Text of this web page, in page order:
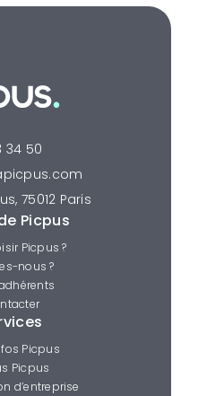
34 50
75012 Paris
Picpus
Picpus ?
nous ?
Picpus
Picpus
d’entreprise